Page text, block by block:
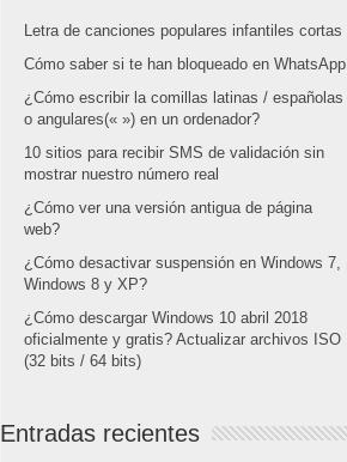
Letra de canciones populares infantiles cortas
Cómo saber si te han bloqueado en WhatsApp
¿Cómo escribir la comillas latinas / españolas
o angulares(« ») en un ordenador?
10 sitios para recibir SMS de validación sin
mostrar nuestro número real
¿Cómo ver una versión antigua de página
web?
¿Cómo desactivar suspensión en Windows 7,
Windows 8 y XP?
¿Cómo descargar Windows 10 abril 2018
oficialmente y gratis? Actualizar archivos ISO
(32 bits / 64 bits)
Entradas recientes